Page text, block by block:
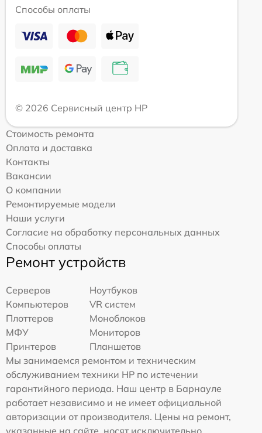
Способы оплаты
© 2026 Сервисный центр HP
Стоимость ремонта
Оплата и доставка
Контакты
Вакансии
О компании
Ремонтируемые модели
Наши услуги
Согласие на обработку персональных данных
Способы оплаты
Ремонт устройств
Серверов
Ноутбуков
Компьютеров
VR систем
Плоттеров
Моноблоков
МФУ
Мониторов
Принтеров
Планшетов
Мы занимаемся ремонтом и техническим
обслуживанием техники HP по истечении
гарантийного периода. Наш центр в Барнауле
работает независимо и не имеет официальной
авторизации от производителя. Цены на ремонт,